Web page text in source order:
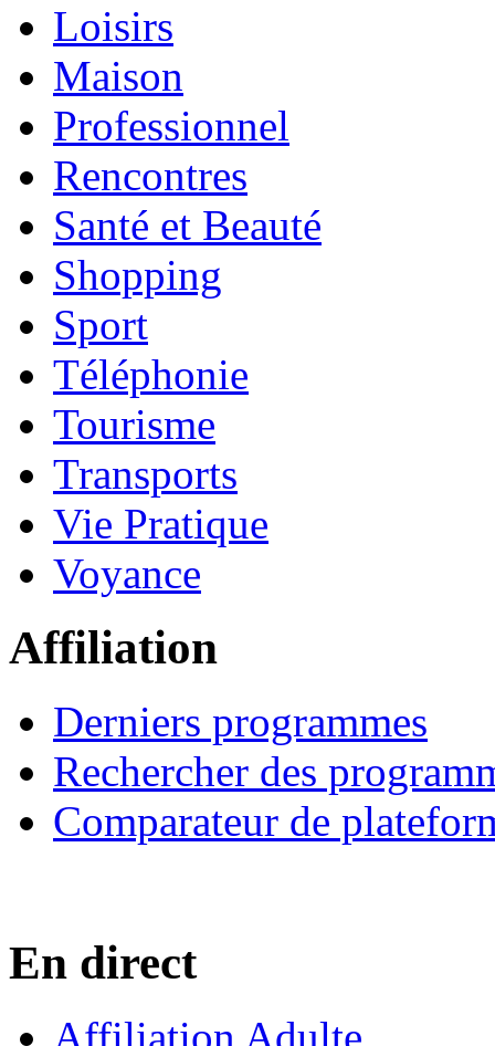
Loisirs
Maison
Professionnel
Rencontres
Santé et Beauté
Shopping
Sport
Téléphonie
Tourisme
Transports
Vie Pratique
Voyance
Affiliation
Derniers programmes
Rechercher des
Comparateur de
En direct
Affiliation Adulte